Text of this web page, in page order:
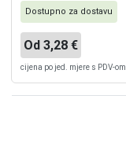
Dostupno za dostavu
Od 3,28 €
cijena po jed. mjere s PDV-om